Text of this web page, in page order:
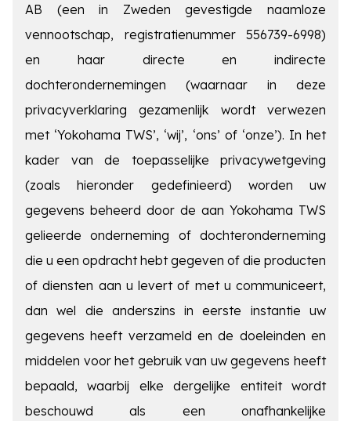
AB (een in Zweden gevestigde naamloze
vennootschap, registratienummer 556739-6998)
en haar directe en indirecte
dochterondernemingen (waarnaar in deze
privacyverklaring gezamenlijk wordt verwezen
met ‘Yokohama TWS’, ‘wij’, ‘ons’ of ‘onze’). In het
kader van de toepasselijke privacywetgeving
(zoals hieronder gedefinieerd) worden uw
gegevens beheerd door de aan Yokohama TWS
gelieerde onderneming of dochteronderneming
die u een opdracht hebt gegeven of die producten
of diensten aan u levert of met u communiceert,
dan wel die anderszins in eerste instantie uw
gegevens heeft verzameld en de doeleinden en
middelen voor het gebruik van uw gegevens heeft
bepaald, waarbij elke dergelijke entiteit wordt
beschouwd als een onafhankelijke